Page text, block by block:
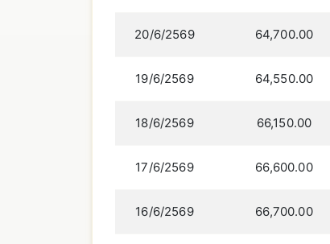
20/6/2569 64,700.00
19/6/2569 64,550.00
18/6/2569 66,150.00
17/6/2569 66,600.00
16/6/2569 66,700.00